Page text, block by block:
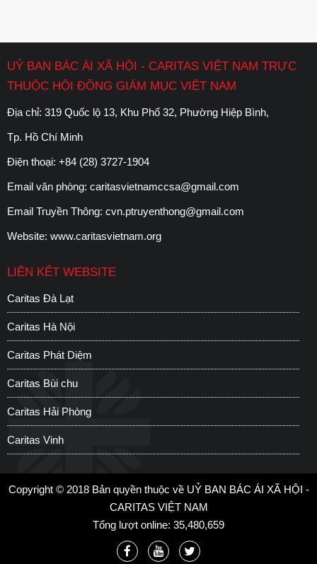
nhân tại Làng phong Chí Linh,
Hải Dương.
phong Chí Linh.
UỶ BAN BÁC ÁI XÃ HỘI - CARITAS VIỆT NAM TRỰC
THUỘC HỘI ĐỒNG GIÁM MỤC VIỆT NAM
Địa chỉ: 319 Quốc lộ 13, Khu Phố 32, Phường Hiệp Bình,
Tp. Hồ Chí Minh
Điện thoại: +84 (28) 3727-1904
Email văn phòng: caritasvietnamccsa@gmail.com
Email Truyền Thông: cvn.ptruyenthong@gmail.com
Website: www.caritasvietnam.org
LIÊN KẾT WEBSITE
Caritas Đà Lạt
Caritas Hà Nội
Caritas Phát Diệm
Caritas Bùi chu
Caritas Hải Phòng
Caritas Vinh
Copyright © 2018 Bản quyền thuộc về UỶ BAN BÁC ÁI XÃ HỘI -
CARITAS VIỆT NAM
Tổng lượt online: 35,480,659